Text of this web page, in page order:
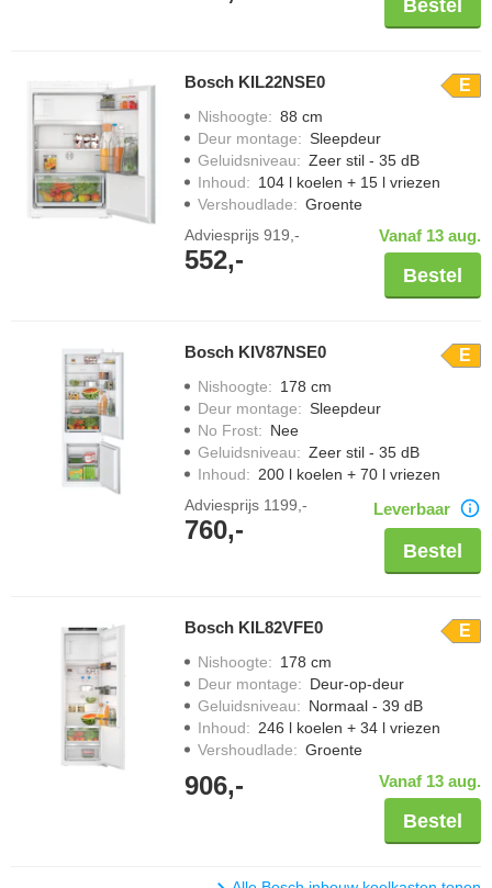
Bestel
Bosch KIL22NSE0 E
Nishoogte: 88 cm
Deur montage: Sleepdeur
Geluidsniveau: Zeer stil - 35 dB
Inhoud: 104 l koelen + 15 l vriezen
Vershoudlade: Groente
Adviesprijs 919,-
552,-
Vanaf 13 aug.
Bestel
Bosch KIV87NSE0 E
Nishoogte: 178 cm
Deur montage: Sleepdeur
No Frost: Nee
Geluidsniveau: Zeer stil - 35 dB
Inhoud: 200 l koelen + 70 l vriezen
Adviesprijs 1199,-
760,-
Leverbaar
Bestel
Bosch KIL82VFE0 E
Nishoogte: 178 cm
Deur montage: Deur-op-deur
Geluidsniveau: Normaal - 39 dB
Inhoud: 246 l koelen + 34 l vriezen
Vershoudlade: Groente
906,- Vanaf 13 aug.
Bestel